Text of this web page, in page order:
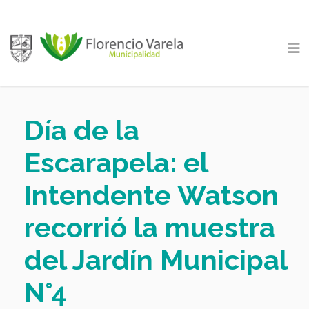
Día de la
Escarapela: el
Intendente Watson
recorrió la muestra
del Jardín Municipal
N°4